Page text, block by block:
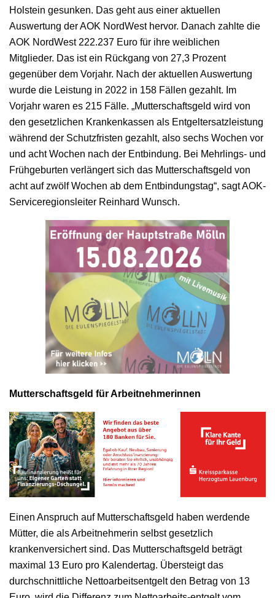
Holstein gesunken. Das geht aus einer aktuellen
Auswertung der AOK NordWest hervor. Danach zahlte die
AOK NordWest 222.237 Euro für ihre weiblichen
Mitglieder. Das ist ein Rückgang von 27,3 Prozent
gegenüber dem Vorjahr. Nach der aktuellen Auswertung
wurde die Leistung in 2022 in 158 Fällen gezahlt. Im
Vorjahr waren es 215 Fälle. „Mutterschaftsgeld wird von
den gesetzlichen Krankenkassen als Entgeltersatzleistung
während der Schutzfristen gezahlt, also sechs Wochen vor
und acht Wochen nach der Entbindung. Bei Mehrlings- und
Frühgeburten verlängert sich das Mutterschaftsgeld von
acht auf zwölf Wochen ab dem Entbindungstag“, sagt AOK-
Serviceregionsleiter Reinhard Wunsch.
Mutterschaftsgeld für Arbeitnehmerinnen
Einen Anspruch auf Mutterschaftsgeld haben werdende
Mütter, die als Arbeitnehmerin selbst gesetzlich
krankenversichert sind. Das Mutterschaftsgeld beträgt
maximal 13 Euro pro Kalendertag. Übersteigt das
durchschnittliche Nettoarbeitsentgelt den Betrag von 13